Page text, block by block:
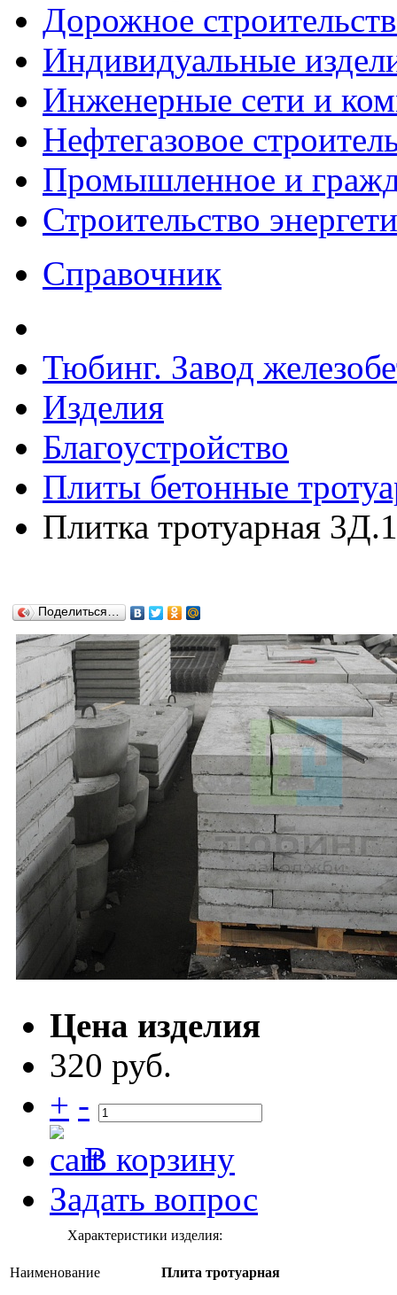
Дорожное
Индивидуальные
Инженерные сети и
Нефтегазовое
Промышленное и
Строительство
Справочник
Тюбинг. Завод
Изделия
Благоустройство
Плиты бетонные
Плитка тротуарная
Поделиться…
Цена изделия
320 руб.
+ -
В корзину
Задать вопрос
Характеристики изделия:
Наименование Плита тротуарная